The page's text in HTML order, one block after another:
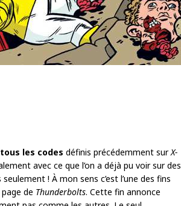
les codes définis précédemment surX-
avec ce que l’on a déjà pu voir sur des
! À mon sens c’est l’une des fins
de Thunderbolts. Cette fin annonce